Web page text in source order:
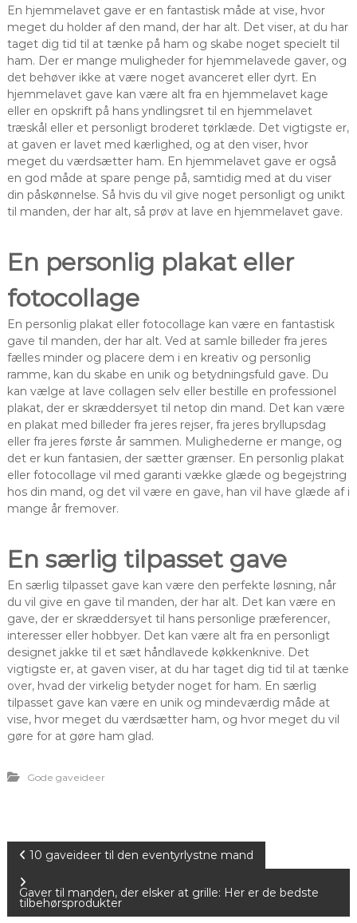
En hjemmelavet gave er en fantastisk måde at vise, hvor
meget du holder af den mand, der har alt. Det viser, at du har
taget dig tid til at tænke på ham og skabe noget specielt til
ham. Der er mange muligheder for hjemmelavede gaver, og
det behøver ikke at være noget avanceret eller dyrt. En
hjemmelavet gave kan være alt fra en hjemmelavet kage
eller en opskrift på hans yndlingsret til en hjemmelavet
træskål eller et personligt broderet tørklæde. Det vigtigste er,
at gaven er lavet med kærlighed, og at den viser, hvor
meget du værdsætter ham. En hjemmelavet gave er også
en god måde at spare penge på, samtidig med at du viser
din påskønnelse. Så hvis du vil give noget personligt og unikt
til manden, der har alt, så prøv at lave en hjemmelavet gave.
En personlig plakat eller
fotocollage
En personlig plakat eller fotocollage kan være en fantastisk
gave til manden, der har alt. Ved at samle billeder fra jeres
fælles minder og placere dem i en kreativ og personlig
ramme, kan du skabe en unik og betydningsfuld gave. Du
kan vælge at lave collagen selv eller bestille en professionel
plakat, der er skræddersyet til netop din mand. Det kan være
en plakat med billeder fra jeres rejser, fra jeres bryllupsdag
eller fra jeres første år sammen. Mulighederne er mange, og
det er kun fantasien, der sætter grænser. En personlig plakat
eller fotocollage vil med garanti vække glæde og begejstring
hos din mand, og det vil være en gave, han vil have glæde af i
mange år fremover.
En særlig tilpasset gave
En særlig tilpasset gave kan være den perfekte løsning, når
du vil give en gave til manden, der har alt. Det kan være en
gave, der er skræddersyet til hans personlige præferencer,
interesser eller hobbyer. Det kan være alt fra en personligt
designet jakke til et sæt håndlavede køkkenknive. Det
vigtigste er, at gaven viser, at du har taget dig tid til at tænke
over, hvad der virkelig betyder noget for ham. En særlig
tilpasset gave kan være en unik og mindeværdig måde at
vise, hvor meget du værdsætter ham, og hvor meget du vil
gøre for at gøre ham glad.
Gode gaveideer
n
10 gaveideer til den eventyrlystne mand
Gaver til manden, der elsker at grille: Her er de bedste
tilbehørsprodukter